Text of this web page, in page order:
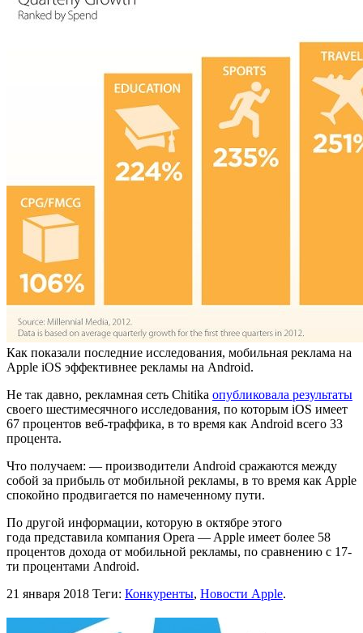
Как показали последние исследования, мобильная реклама на
Apple iOS эффективнее рекламы на Android.
Не так давно, рекламная сеть Chitika опубликовала результаты
своего шестимесячного исследования, по которым iOS имеет
67 процентов веб-траффика, в то время как Android всего 33
процента.
Что получаем: — производители Android сражаются между
собой за прибыль от мобильной рекламы, в то время как Apple
спокойно продвигается по намеченному пути.
По другой информации, которую в октябре этого
года представила компания Opera — Apple имеет более 58
процентов дохода от мобильной рекламы, по сравнению с 17-
ти процентами Android.
21 января 2018 Теги: Конкуренты, Новости Apple.